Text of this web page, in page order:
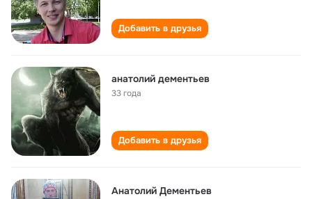
Добавить в друзья
анатолий дементьев
33 года
Добавить в друзья
Анатолий Дементьев